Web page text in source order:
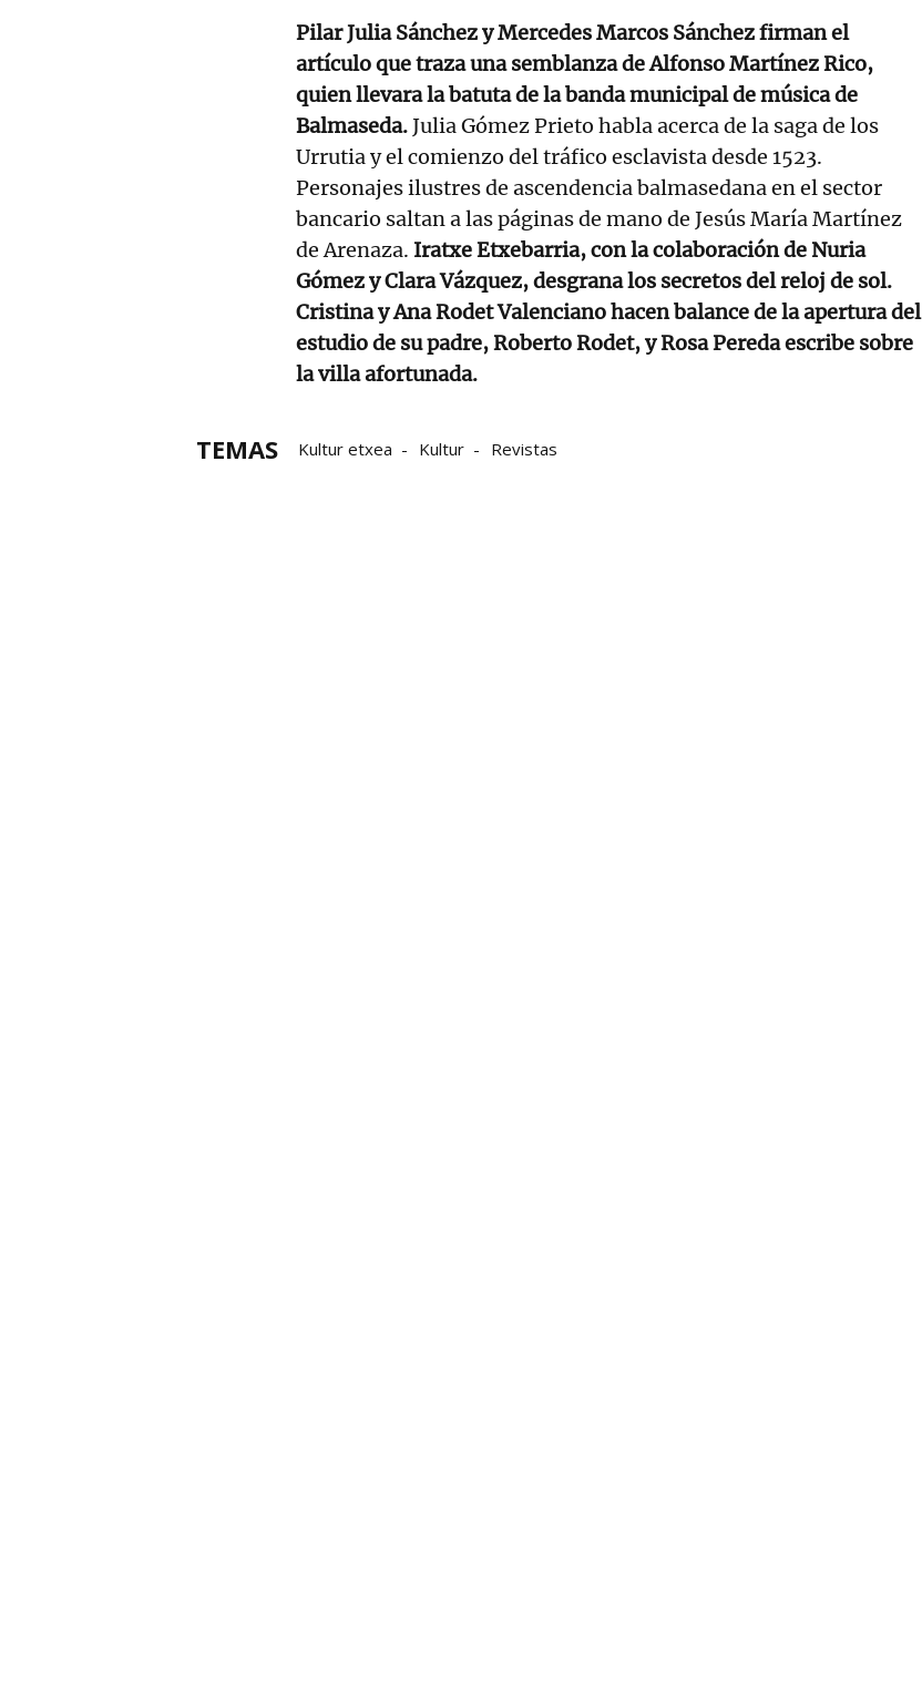
Pilar Julia Sánchez y Mercedes Marcos Sánchez firman el
artículo que traza una semblanza de Alfonso Martínez Rico,
quien llevara la batuta de la banda municipal de música de
Balmaseda.Julia Gómez Prieto habla acerca de la saga de los
Urrutia y el comienzo del tráfico esclavista desde 1523.
Personajes ilustres de ascendencia balmasedana en el sector
bancario saltan a las páginas de mano de Jesús María Martínez
de Arenaza. Iratxe Etxebarria, con la colaboración de Nuria
Gómez y Clara Vázquez, desgrana los secretos del reloj de sol.
Cristina y Ana Rodet Valenciano hacen balance de la apertura del
estudio de su padre, Roberto Rodet, y Rosa Pereda escribe sobre
la villa afortunada.
TEMAS Kultur etxea Kultur Revistas